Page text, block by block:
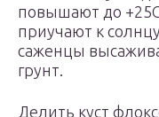
повышают до
приучают к
саженцы
грунт.
Делить куст